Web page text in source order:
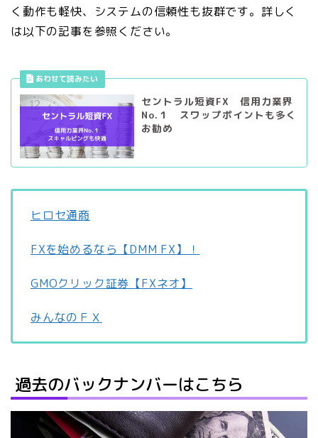
く動作も軽快、システムの信頼性も抜群です。詳しく
は以下の記事を参照ください。
セントラル短資FX 信用力業界
No.１ スワップポイントも多く
お勧め
ヒロセ通商
FXを始めるなら【DMM FX】！
GMOクリック証券【FXネオ】
みんなのＦＸ
過去のバックナンバーはこちら